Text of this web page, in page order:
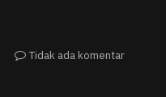
Tidak ada komentar